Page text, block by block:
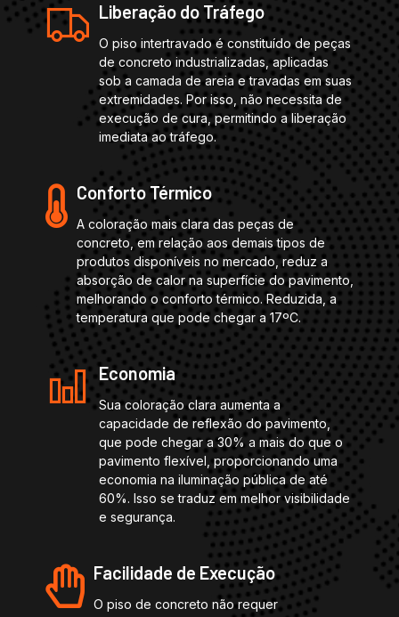
Liberação do Tráfego
O piso intertravado é constituído de peças
de concreto industrializadas, aplicadas
sob a camada de areia e travadas em suas
extremidades. Por isso, não necessita de
execução de cura, permitindo a liberação
imediata ao tráfego.
Conforto Térmico
A coloração mais clara das peças de
concreto, em relação aos demais tipos de
produtos disponíveis no mercado, reduz a
absorção de calor na superfície do pavimento,
melhorando o conforto térmico. Reduzida, a
temperatura que pode chegar a 17ºC.
Economia
Sua coloração clara aumenta a
capacidade de reflexão do pavimento,
que pode chegar a 30% a mais do que o
pavimento flexível, proporcionando uma
economia na iluminação pública de até
60%. Isso se traduz em melhor visibilidade
e segurança.
Facilidade de Execução
O piso de concreto não requer